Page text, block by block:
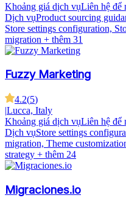
Khoảng giá dịch vụLiên hệ để
Dịch vụProduct sourcing
Store settings configuration,
migration + thêm 31
Fuzzy Marketing
4.2(5)
|Lucca, Italy
Khoảng giá dịch vụLiên hệ để
Dịch vụStore settings
migration, Theme
strategy + thêm 24
Migraciones.io